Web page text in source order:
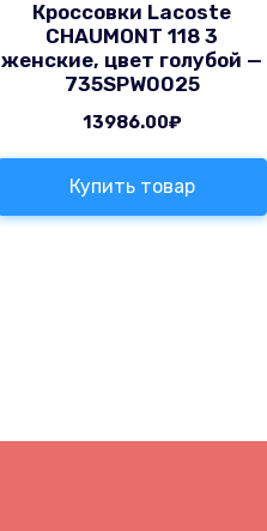
Кроссовки Lacoste
CHAUMONT 118 3
женские, цвет голубой —
735SPW0025
13986.00₽
Купить товар